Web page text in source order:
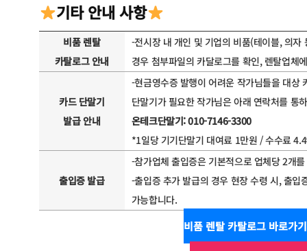
기타 안내 사항
비품 렌탈
카탈로그 안내
-전시장 내 개인 및 기업의 비품(테이블, 의
경우 첨부파일의 카달로그를 확인, 렌탈업체
카드 단말기
발급 안내
-현금영수증 발행이 어려운 작가님들을 대상
단말기가 필요한 작가님은 아래 연락처를 통
온테크단말기: 010-7146-3300
*1일당 기기단말기 대여료 1만원 / 수수료
출입증 발급
-참가업체 출입증은 기본적으로 업체당 2개
-출입증 추가 발급의 경우 현장 수령 시, 출입
가능합니다.
비품 렌탈 카탈로그 바로가